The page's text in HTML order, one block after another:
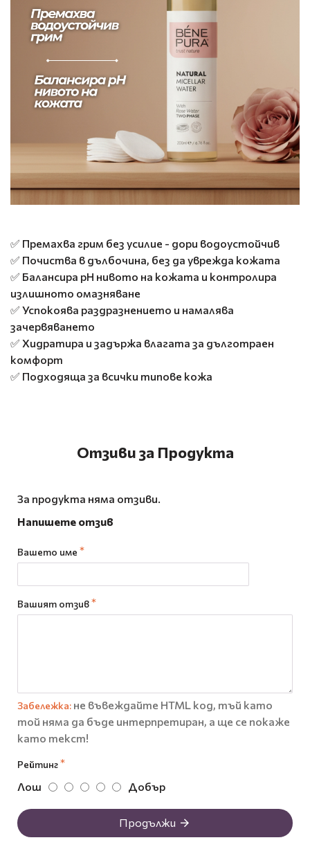
✅ Премахва грим без усилие - дори водоустойчив
✅ Почиства в дълбочина, без да уврежда кожата
✅ Балансира pH нивото на кожата и контролира
излишното омазняване
✅ Успокоява раздразнението и намалява
зачервяването
✅ Хидратира и задържа влагата за дълготраен
комфорт
✅ Подходяща за всички типове кожа
Отзиви за Продукта
За продукта няма отзиви.
Напишете отзив
Вашето име
Вашият отзив
Забележка: не въвеждайте HTML код, тъй като
той няма да бъде интерпретиран, а ще се покаже
като текст!
Рейтинг
Лош Добър
Продължи